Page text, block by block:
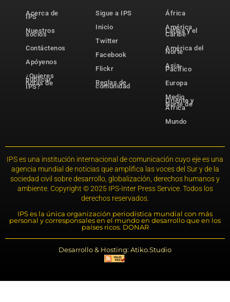
Acerca de
IPS
Nuestros
socios
Contáctenos
Apóyenos
¿Quieres
publicar
notas de
IPS?
Sigue a IPS
Inicio
Twitter
Facebook
Flickr
Reglas de
comunidad
África
América
Latina y el
Caribe
América del
Norte
Asia-
Pacífico
Europa
Medio
Oriente y
Norte de
África
Mundo
IPS es una institución internacional de comunicación cuyo eje es una
agencia mundial de noticias que amplifica las voces del Sur y de la
sociedad civil sobre desarrollo, globalización, derechos humanos y
ambiente. Copyright © 2025 IPS-Inter Press Service. Todos los
derechos reservados.
IPS es la única organización periodística mundial con más
personal y corresponsales en el mundo en desarrollo que en los
países ricos. DONAR
Desarrollo & Hosting: Atiko.Studio